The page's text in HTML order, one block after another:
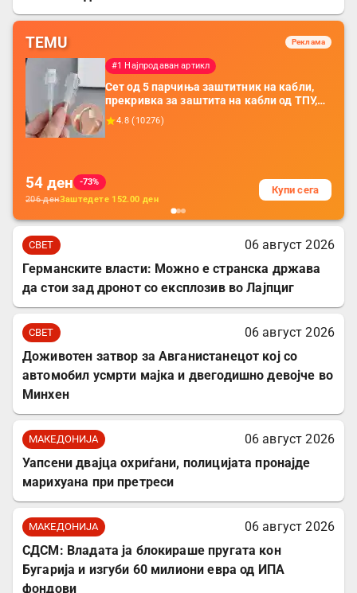
TEMU Реклама
#1 Најпродаван артикл
Сет од 5 парчиња заштитник на кабли,
прекривка за заштита на кабли од ТПУ,
додатоци за заштита на кабли, без
батерија, за мобилни телефони, комплет
4.8 (10276)
54 ден
-73%
206денЗаштедете 152.00 ден
Купи сега
СВЕТ
06 август 2026
Германските власти: Можно е странска држава
да стои зад дронот со експлозив во Лајпциг
СВЕТ
06 август 2026
Доживотен затвор за Авганистанецот кој со
автомобил усмрти мајка и двегодишно девојче во
Минхен
МАКЕДОНИЈА
06 август 2026
Уапсени двајца охриѓани, полицијата пронајде
марихуана при претреси
МАКЕДОНИЈА
06 август 2026
СДСМ: Владата ја блокираше пругата кон
Бугарија и изгуби 60 милиони евра од ИПА
фондови